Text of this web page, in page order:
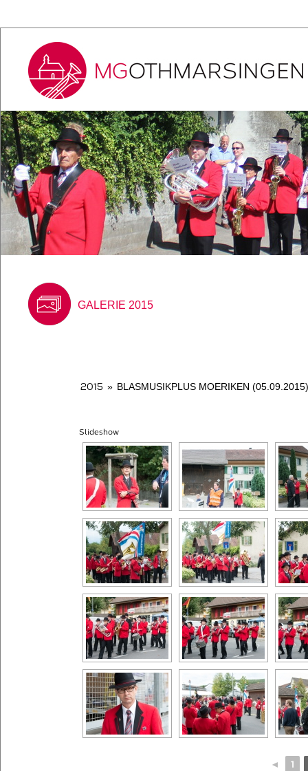
GALERIE 2015
2015 » BLASMUSIKPLUS MOERIKEN
Slideshow
◄ 1